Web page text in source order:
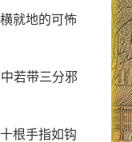
就地的可怖
若带三分邪
根手指如钩